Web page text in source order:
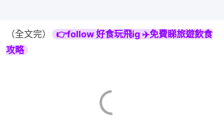
（全文完）
👉follow 好食玩飛ig ✈️免費睇旅遊飲食
攻略